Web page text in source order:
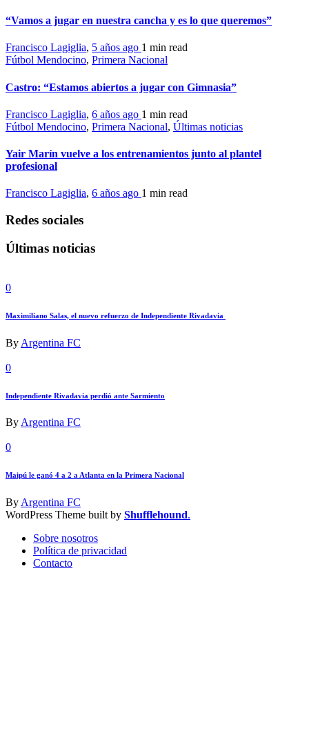
“Vamos a jugar en nuestra cancha y es lo que queremos”
Francisco Lagiglia, 5 años ago 1 min read
Fútbol Mendocino, Primera Nacional
Castro: “Estamos abiertos a jugar con Gimnasia”
Francisco Lagiglia, 6 años ago 1 min read
Fútbol Mendocino, Primera Nacional, Últimas noticias
Yair Marín vuelve a los entrenamientos junto al plantel
profesional
Francisco Lagiglia, 6 años ago 1 min read
Redes sociales
Últimas noticias
0
Maximiliano Salas, el nuevo refuerzo de Independiente Rivadavia
By Argentina FC
0
Independiente Rivadavia perdió ante Sarmiento
ByArgentina FC
0
Maipú le ganó 4 a 2 a Atlanta en la Primera Nacional
ByArgentina FC
WordPress Theme built by Shufflehound.
Sobre nosotros
Política de privacidad
Contacto